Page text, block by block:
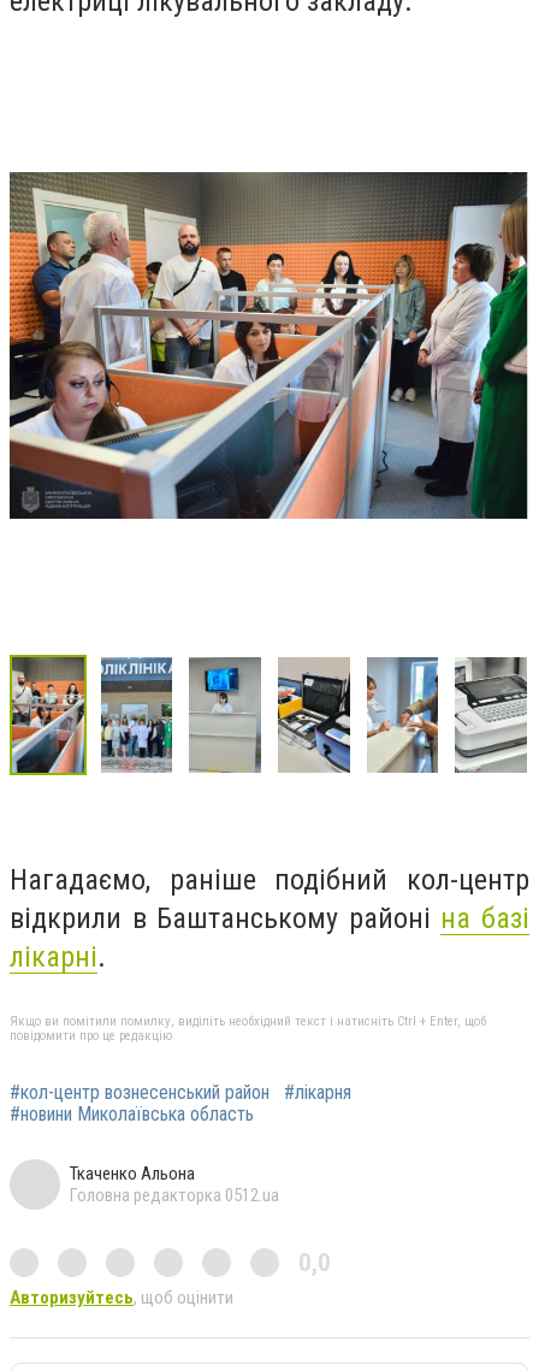
Нагадаємо, раніше подібний кол-центр
відкрили в Баштанському районі на базі
лікарні.
Якщо ви помітили помилку, виділіть необхідний текст і натисніть Ctrl + Enter, щоб
повідомити про це редакцію
#кол-центр вознесенський район
#лікарня
#новини Миколаївська область
Ткаченко Альона
Головна редакторка 0512.ua
0,0
Авторизуйтесь, щоб оцінити